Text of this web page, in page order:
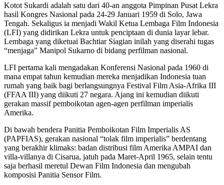
Kotot Sukardi adalah satu dari 40-an anggota Pimpinan Pusat Lekra
hasil Kongres Nasional pada 24-29 Januari 1959 di Solo, Jawa
Tengah. Sekaligus ia menjadi Wakil Ketua Lembaga Film Indonesia
(LFI) yang didirikan Lekra untuk penciptaan di dunia layar lebar.
Lembaga yang diketuai Bachtiar Siagian inilah yang diserahi tugas
“menjaga” Manipol Sukarno di bidang perfilman nasional.
LFI pertama kali mengadakan Konferensi Nasional pada 1960 di
mana empat tahun kemudian mereka menjadikan Indonesia tuan
rumah yang baik bagi berlangsungnya Festival Film Asia-Afrika III
(FFAA III) yang diikuti 27 negara. Ajang ini kemudian diikuti
gerakan massif pemboikotan agen-agen perfilman imperialis
Amerika.
Di bawah bendera Panitia Pemboikotan Film Imperialis AS
(PAPFIAS), gerakan nasional “tolak film imperialis” berdentang
yang berakhir klimaks: badan distribusi film Amerika AMPAI dan
villa-villanya di Cisarua, jatuh pada Maret-April 1965, selain tentu
saja berhasil meretul Dewan Film Indonesia dan mengubah
komposisi Panitia Sensor Film.